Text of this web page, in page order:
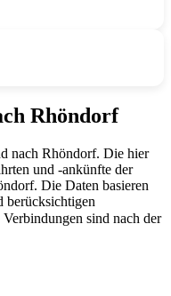
Rhöndorf
nach Rhöndorf. Die hier
und -ankünfte der
Die Daten basieren
berücksichtigen
sind nach der